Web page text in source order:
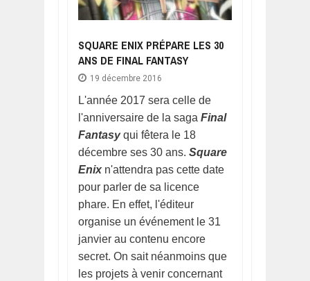
SQUARE ENIX PRÉPARE LES 30
ANS DE FINAL FANTASY
19 décembre 2016
L'année 2017 sera celle de
l'anniversaire de la saga Final
Fantasyqui fêtera le 18
décembre ses 30 ans. Square
Enix n'attendra pas cette date
pour parler de sa licence
phare. En effet, l'éditeur
organise un événement le 31
janvier au contenu encore
secret. On sait néanmoins que
les projets à venir concernant